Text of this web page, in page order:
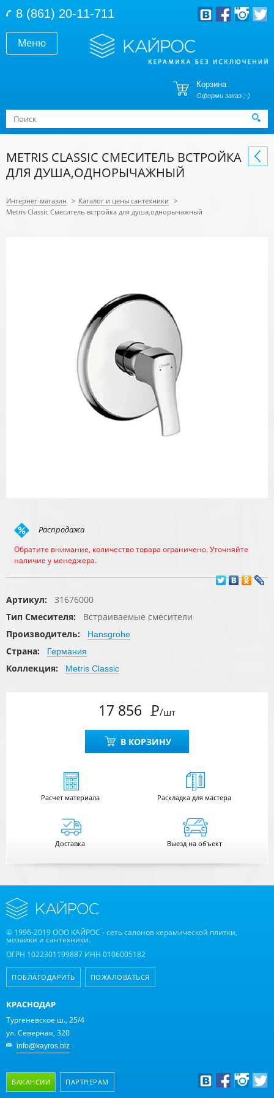
Меню
8 (861) 20-11-711
Корзина
Оформи заказ ;-)
Форма поиска
Поиск
METRIS CLASSIC СМЕСИТЕЛЬ ВСТРОЙКА
ДЛЯ ДУША,ОДНОРЫЧАЖНЫЙ
Интернет-магазин > Каталог и цены сантехники >
Metris Classic Смеситель встройка для душа,однорычажный
Распродажа
Обратите внимание, количество товара ограничено. Уточняйте
наличие у менеджера.
Артикул:
31676000
Тип Смесителя:
Встраиваемые смесители
Производитель:
Hansgrohe
Страна: Германия
Коллекция: Metris Classic
17 856 Р/шт
В КОРЗИНУ
Расчетматериала Раскладка для мастера
Доставка Выезд на объект
© 1996-2019 ООО КАЙРОС - сеть салонов керамической плитки,
мозаики и сантехники.
ОГРН 1022301199887 ИНН 0106005182
ПОБЛАГОДАРИТЬ ПОЖАЛОВАТЬСЯ
КРАСНОДАР
Тургеневское ш., 25/4
ул. Северная, 320
info@kayros.biz
ВАКАНСИИ ПАРТНЕРАМ